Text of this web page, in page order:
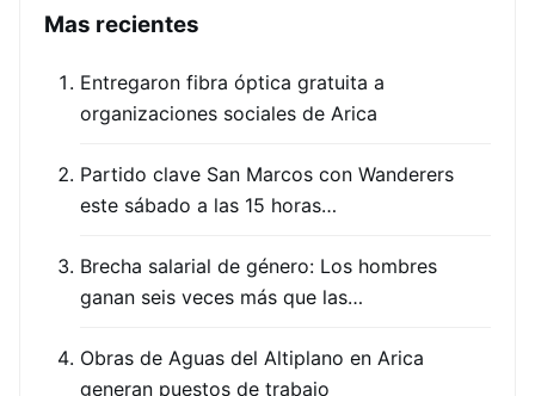
Mas recientes
Entregaron fibra óptica gratuita a
organizaciones sociales de Arica
Partido clave San Marcos con Wanderers
este sábado a las 15 horas…
Brecha salarial de género: Los hombres
ganan seis veces más que las…
Obras de Aguas del Altiplano en Arica
generan puestos de trabajo